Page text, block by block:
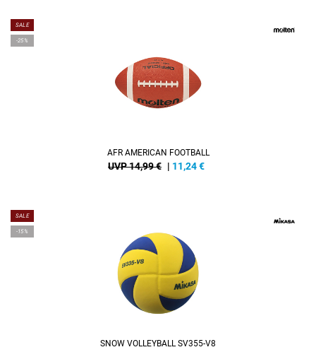
SALE
-25%
AFR AMERICAN FOOTBALL
UVP 14,99 € | 11,24€
SALE
-15%
SNOW VOLLEYBALL SV355-V8